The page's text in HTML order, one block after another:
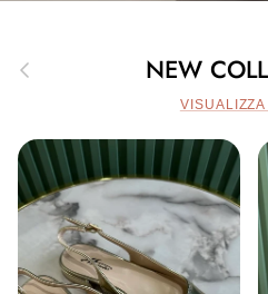
Indietro NEW
VISUALIZZA